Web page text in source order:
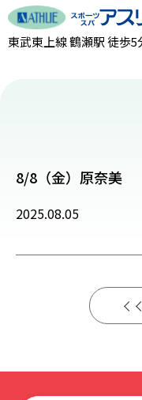
東武東上線 鶴瀬駅 徒歩5
8/8（金）原奈美
2025.08.05